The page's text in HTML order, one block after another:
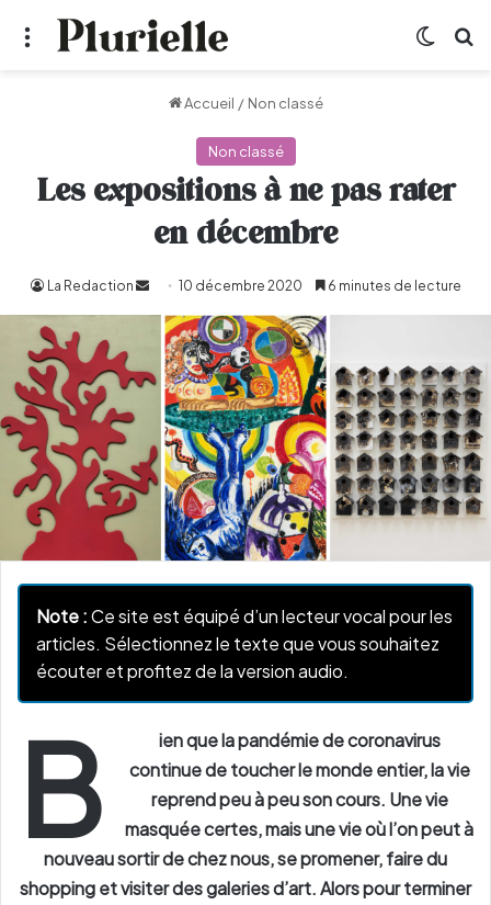
Menu
Accueil / Non classé
Non classé
Les expositions à ne pas rater
en décembre
La Redaction
Envoyer
un
courriel
10 décembre 2020 6 minutes de lecture
Note :Ce site est équipé d’un lecteur vocal pour les
articles. Sélectionnez le texte que vous souhaitez
écouter et profitez de la version audio.
B
ien que la pandémie de coronavirus
continue de toucher le monde entier, la vie
reprend peu à peu son cours. Une vie
masquée certes, mais une vie où l’on peut à
nouveau sortir de chez nous, se promener, faire du
shopping et visiter des galeries d’art. Alors pour terminer